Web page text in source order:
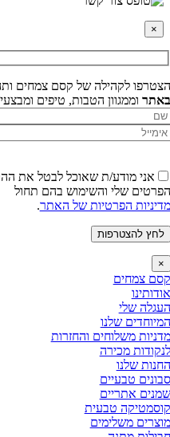
×
הצטרפו לקהילה של קסם צמחים
באתר וממגוון הטבות, טיפים
אני מודע/ת שאוכל לבטל את
הפרטים שלי והשימוש בהם תחול
מדיניות הפרטיות של האתר.
×
קסם צמחים
אודותינו
העגלה שלי
המיוחדים שלנו
מדניות משלוחים והחזרות
לנקודות מכירה
החנות שלנו
סבונים טבעיים
שמנים אתריים
קוסמטיקה טבעית
מוצרים משלימים